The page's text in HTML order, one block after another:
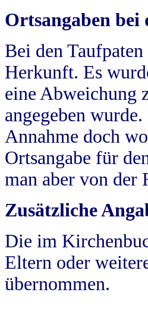
Ortsangaben bei
Bei den
Herkunft. Es
eine Abweichung
angegeben
Annahme doch
Ortsangabe für
man aber von der
Zusätzliche
Die im
Eltern oder
übernommen.